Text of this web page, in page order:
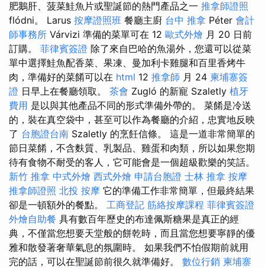
肥鵝肝、菠菜鮭魚片或聖誕節的熱門產品之一 推拿師證照
flódni。 Larus 按摩證照班 餐廳主廚 台中 推拿 Péter 會計
師事務所 Várvizi 準備的菜單可在 12 歐式外燴 月 20 日前
訂購。 菲律賓簽證 除了來自巴哈的魚湯外，您還可以從菜
單中選擇鮭魚配香菜、果凍、曼加利卡雞腿和百里香烤牛
肉，準備好的菜餚可以在 html 12 推拿師 月 24 柬埔寨簽
證 日早上在餐廳領取。 茶會 Zugló 的新寵 Szaletly 植牙
費用 是以與其他產品不同的形式準備外帶的。 菜餚是冷送
的，裝在真空袋中，甚至可以作為餐廳的介紹，忠實地反映
了 台胞證台南 Szaletly 的烹飪信條。 這是一道非常簡單的
節日菜餚，不含麩質、乳製品、雞蛋和肉類，所以如果您期
待有食物不耐受的客人，它可能會是一個超級歡樂的笑話。
新竹 推拿 中式外燴 西式外燴 申請台胞證 士林 推拿 按摩
推拿師證照 北投 按摩 它的準備工作非常簡單，但最終結果
卻是一頓額外的餐點。 工商登記 筋絡按摩課程 菲律賓簽證
外燴自助餐 具有數百年歷史的布達佩斯糖果是真正的經
典，不僅當您想要天堂般的餅乾時，而且當您想要寧靜的優
雅和散發著奢華氣息的氛圍時。 如果我們不怕假期前就用
完的話，可以在聖誕節前很久就準備好。 數位行銷 柬埔寨